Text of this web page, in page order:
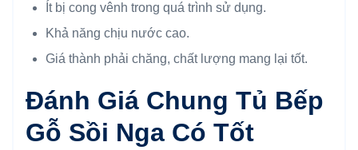
Ít bị cong vênh trong quá trình sử dụng.
Khả năng chịu nước cao.
Giá thành phải chăng, chất lượng mang lại tốt.
Đánh Giá Chung Tủ Bếp
Gỗ Sồi Nga Có Tốt